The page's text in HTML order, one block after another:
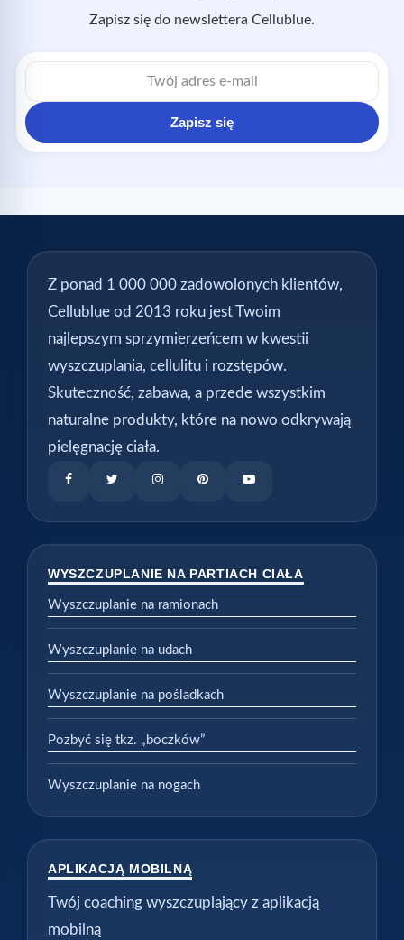
Zapisz się do newslettera Cellublue.
Adres
e-
Zapisz się
Z ponad 1 000 000 zadowolonych klientów,
Cellublue od 2013 roku jest Twoim
najlepszym sprzymierzeńcem w kwestii
wyszczuplania, cellulitu i rozstępów.
Skuteczność, zabawa, a przede wszystkim
naturalne produkty, które na nowo odkrywają
pielęgnację ciała.
WYSZCZUPLANIE NA PARTIACH CIAŁA
Wyszczuplanie na ramionach
Wyszczuplanie na udach
Wyszczuplanie na pośladkach
Pozbyć się tkz. „boczków”
Wyszczuplanie na nogach
APLIKACJĄ MOBILNĄ
Twój coaching wyszczuplający z aplikacją
mobilną